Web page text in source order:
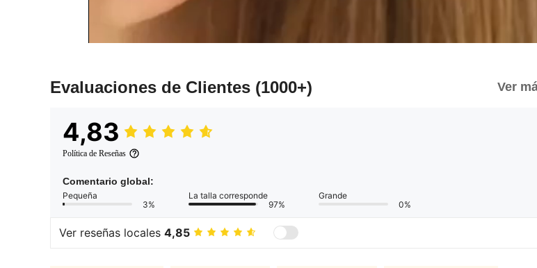
Evaluaciones de Clientes (1000+) Ver
4,83
Política de Reseñas
Comentario global:
Pequeña
3%
La talla corresponde
97%
Grande
0%
Ver reseñas locales 4,85